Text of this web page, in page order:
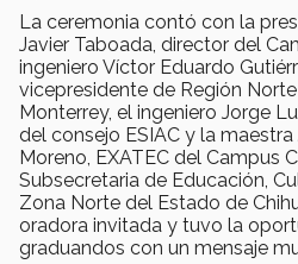
La ceremonia contó con la
Javier Taboada, director del
ingeniero Víctor Eduardo
vicepresidente de Región
Monterrey, el ingeniero Jorge
del consejo ESIAC y la
Moreno, EXATEC del Campus
Subsecretaria de Educación,
Zona Norte del Estado de
oradora invitada y tuvo la
graduandos con un mensaje